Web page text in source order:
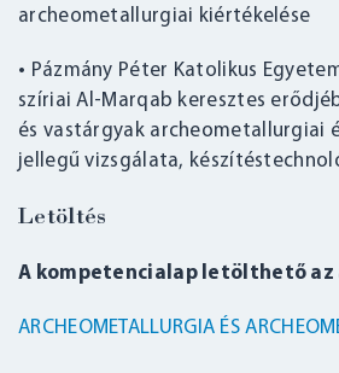
archeometallurgiai kiértékelése
• Pázmány Péter Katolikus
szíriai Al-Marqab keresztes
és vastárgyak archeometallurgiai
jellegű vizsgálata,
Letöltés
A kompetencialap letölthető az
ARCHEOMETALLURGIA ÉS